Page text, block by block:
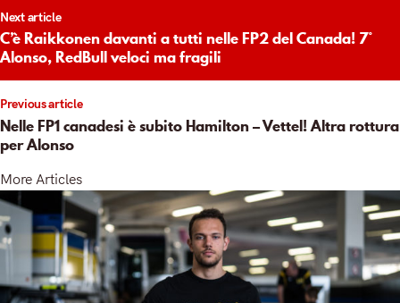
Previous article
Nelle FP1 canadesi è subito Hamilton – Vettel! Altra rottura
per Alonso
Next article
C’è Raikkonen davanti a tutti nelle FP2 del Canada! 7°
Alonso, RedBull veloci ma fragili
More Articles